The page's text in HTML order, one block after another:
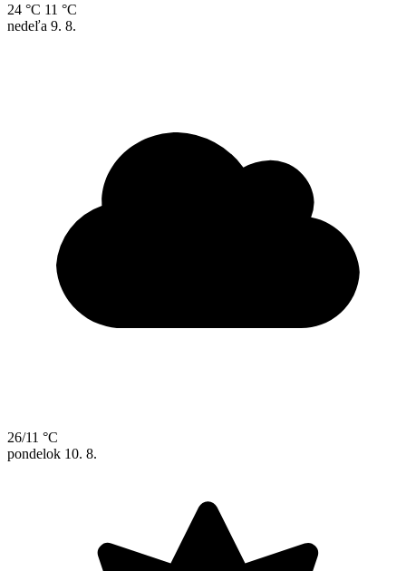
24 °C 11 °C
nedeľa 9. 8.
26/11 °C
pondelok 10. 8.